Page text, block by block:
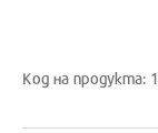
Код на продукта: